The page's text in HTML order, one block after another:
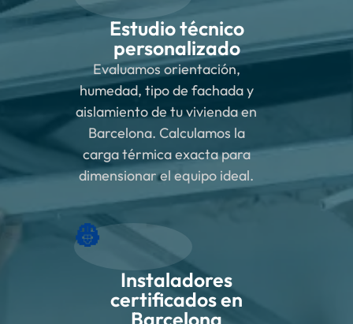
Estudio técnico
personalizado
Evaluamos orientación,
humedad, tipo de fachada y
aislamiento de tu vivienda en
Barcelona. Calculamos la
carga térmica exacta para
dimensionar el equipo ideal.
👷
Instaladores
certificados en